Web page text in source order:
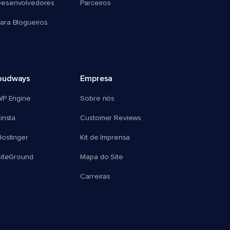
Blogueiros
Parceiros
Engine
Empresa
Sobre nós
Customer Reviews
Kit de Imprensa
Mapa do Site
Carreiras